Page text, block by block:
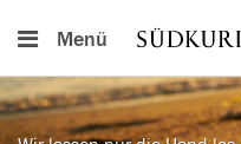
Menü